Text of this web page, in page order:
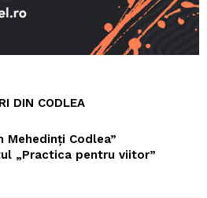
DIN CODLEA
Mehedinți Codlea”
„Practica pentru viitor”